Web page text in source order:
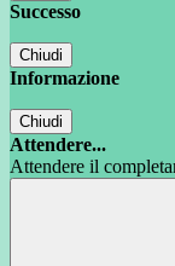
Successo
Chiudi
Informazione
Chiudi
Attendere...
Attendere il